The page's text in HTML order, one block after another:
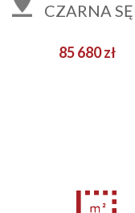
85 680 zł
CZARNA